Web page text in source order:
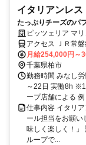
イタリアンレ
たっぷりチーズのパ
2、5連休制度、賞与
ピッツェリア マ
マリノ】
アクセス ＪＲ常
ライン〕 柏西口
【受動喫煙防止措
月給254,000円～
千葉県柏市
勤務時間 みなし
～22日 実働8h
ープ店舗による
仕事内容 イタリ
ール担当をお願い
味しく楽しく！」
ループで...